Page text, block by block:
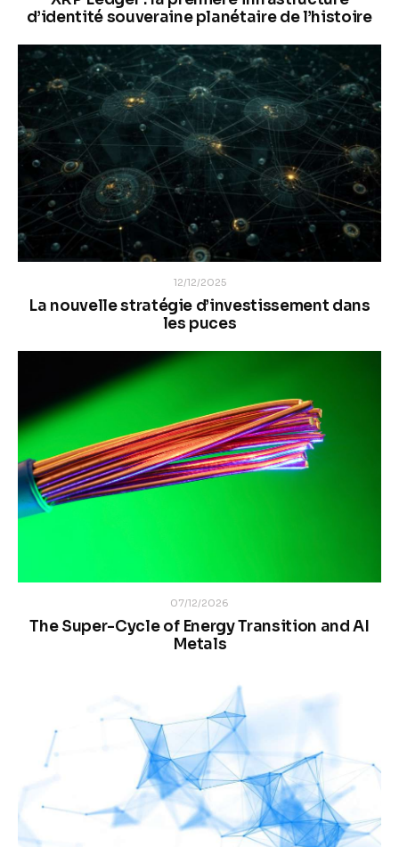
d’identité souveraine planétaire de l’histoire
12/12/2025
La nouvelle stratégie d’investissement dans
les puces
07/12/2026
The Super-Cycle of Energy Transition and AI
Metals